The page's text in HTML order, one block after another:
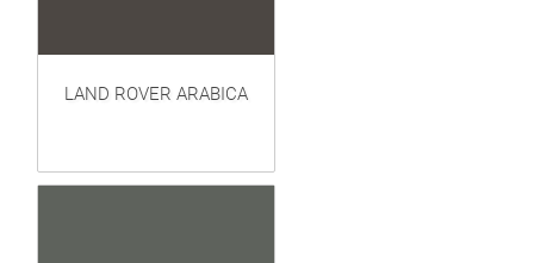
LAND ROVER ARABICA